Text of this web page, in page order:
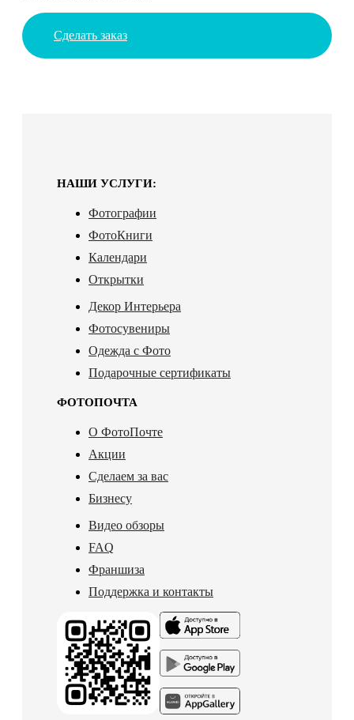
Сделать заказ
НАШИ УСЛУГИ:
Фотографии
ФотоКниги
Календари
Открытки
Декор Интерьера
Фотосувениры
Одежда с Фото
Подарочные сертификаты
ФОТОПОЧТА
О ФотоПочте
Акции
Сделаем за вас
Бизнесу
Видео обзоры
FAQ
Франшиза
Поддержка и контакты